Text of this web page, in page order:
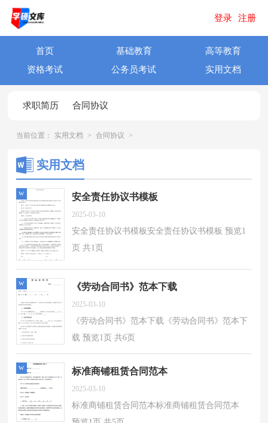
登录 注册
首页 基础教育
高等教育
资格考试
公务员考试 实用文档
求职简历 合同协议
当前位置： 实用文档 > 合同协议 >
实用文档
安全责任协议书模板
2025-03-10
安全责任协议书模板安全责任协议书模板 预览1
页 共1页
w
《劳动合同书》范本下载
2025-03-10
《劳动合同书》范本下载《劳动合同书》范本下
载 预览1页 共6页
w
标准商铺租赁合同范本
2025-03-10
标准商铺租赁合同范本标准商铺租赁合同范本
w